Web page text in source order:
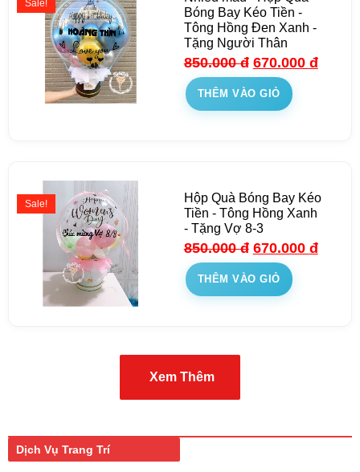
Sale!
Bóng Bay Kéo Tiền -
Tông Hồng Đen Xanh -
Tặng Người Thân
850.000đ 670.000 đ
THÊM VÀO GIỎ
Sale!
Hộp Quà Bóng Bay Kéo
Tiền - Tông Hồng Xanh
- Tặng Vợ 8-3
850.000đ 670.000 đ
THÊM VÀO GIỎ
Xem Thêm
Dịch Vụ Trang Trí